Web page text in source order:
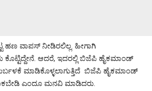
ಹಣ ವಾಪಸ್ ನೀಡಿರಲಿಲ್ಲ. ಹೀಗಾಗಿ
ಆದರೆ, ಇದರಲ್ಲಿ ಬಿಜೆಪಿ ಹೈಕಮಾಂಡ್
ಮಾಡಿಕೊಳ್ಳಲಾಗುತ್ತಿದೆ ಬಿಜೆಪಿ ಹೈಕಮಾಂಡ್
ಎಂದೂ ಮನವಿ ಮಾಡಿದರು.